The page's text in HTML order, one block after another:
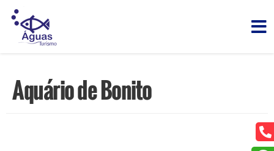
Aquário de Bonito